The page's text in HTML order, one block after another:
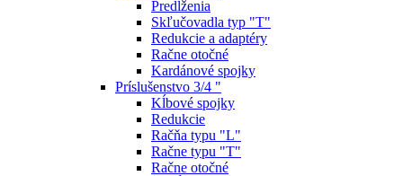
Predĺženia
Skľučovadla typ "T"
Redukcie a adaptéry
Račne otočné
Kardánové spojky
Príslušenstvo 3/4 "
Kĺbové spojky
Redukcie
Račňa typu "L"
Račne typu "T"
Račne otočné